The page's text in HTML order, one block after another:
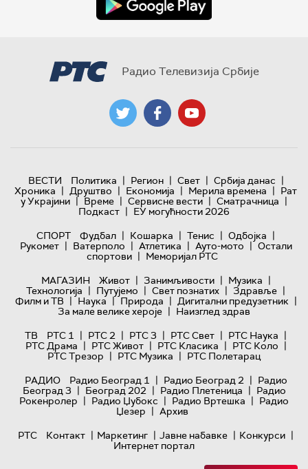
Радио Телевизија Србије
ВЕСТИ Политика | Регион | Свет | Србија данас |
Хроника | Друштво | Економија | Мерила времена | Рат
у Украјини | Време | Сервисне вести | Сматрачница |
Подкаст | ЕУ могућности 2026
СПОРТ
Фудбал | Кошарка | Тенис | Одбојка |
Рукомет | Ватерполо | Атлетика | Ауто-мото | Остали
спортови | Меморијал РТС
МАГАЗИН
Живот | Занимљивости | Музика |
Технологијa | Путујемо | Свет познатих | Здравље |
Филм и ТВ | Наука | Природа | Дигитални предузетник |
За мале велике хероје | Наизглед здрав
ТВ
РТС 1 | РТС 2 | РТС 3 | РТС Свет | РТС Наука |
РТС Драма | РТС Живот | РТС Класика | РТС Коло |
РТС Трезор | РТС Музика | РТС Полетарац
РАДИО
Радио Београд 1 | Радио Београд 2 | Радио
Београд 3 | Београд 202 | Радио Плетеница | Радио
Рокенролер | Радио Џубокс | Радио Вртешка | Радио
Џезер | Архив
РТС
Контакт | Маркетинг | Јавне набавке | Конкурси |
Интернет портал